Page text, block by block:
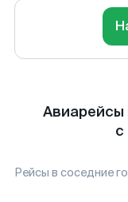
с
Рейсы в соседние